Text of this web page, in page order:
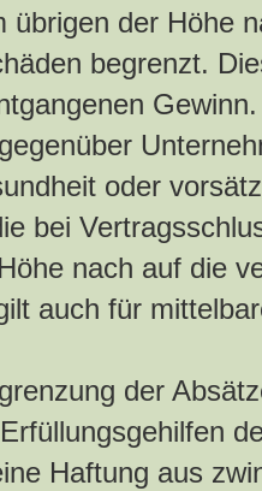
übrigen der Höhe
begrenzt.
Gewinn.
oder
bei
nach auf die
auch für
der
Haftung aus